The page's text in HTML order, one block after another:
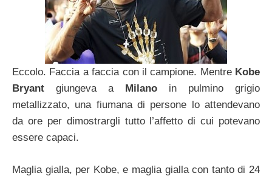
Eccolo. Faccia a faccia con il campione. Mentre Kobe
Bryant giungeva a Milano in pulmino grigio
metallizzato, una fiumana di persone lo attendevano
da ore per dimostrargli tutto l’affetto di cui potevano
essere capaci.
Maglia gialla, per Kobe, e maglia gialla con tanto di 24